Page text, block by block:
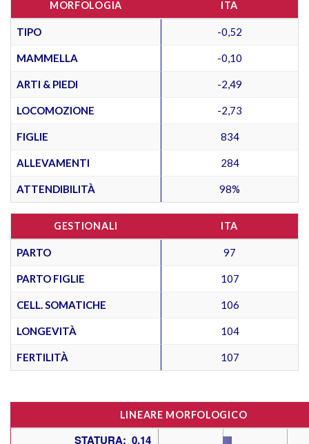
MORFOLOGIA ITA
TIPO -0,52
MAMMELLA -0,10
ARTI & PIEDI -2,49
LOCOMOZIONE -2,73
FIGLIE 834
ALLEVAMENTI 284
ATTENDIBILITÀ 98%
GESTIONALI ITA
PARTO 97
PARTO FIGLIE 107
CELL. SOMATICHE 106
LONGEVITÀ 104
FERTILITÀ 107
LINEARE MORFOLOGICO